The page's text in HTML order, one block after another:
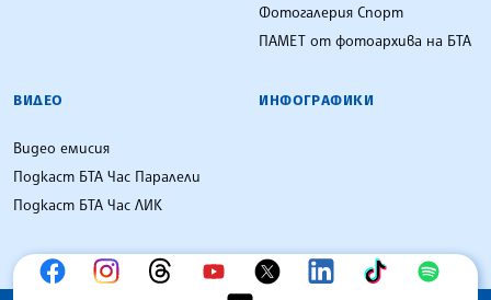
Фотогалерия Спорт
ПАМЕТ от фотоархива на БТА
ВИДЕО
Видео емисия
Подкаст БТА Час Паралели
Подкаст БТА Час ЛИК
ИНФОГРАФИКИ